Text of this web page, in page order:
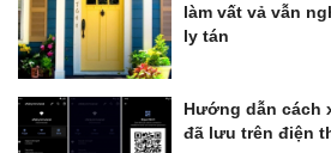
làm vất vả vẫn
ly tán
Hướng dẫn cách
đã lưu trên điện